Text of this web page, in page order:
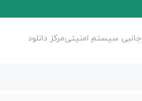
جانبی سیستم امنیتیمرکز دانلود